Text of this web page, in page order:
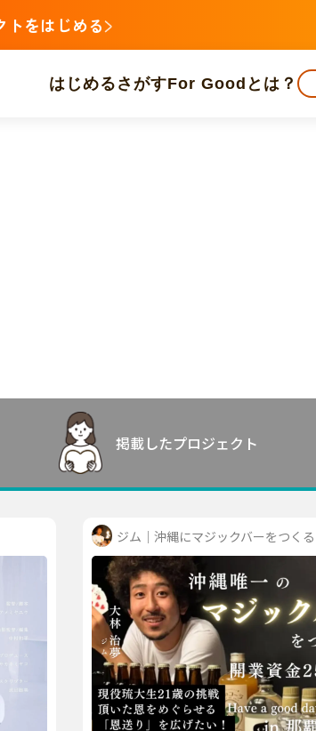
トをはじめる
はじめる さがすFor Goodとは？
島 沖縄
掲載したプロジェクト
ジム｜沖縄にマジックバーをつく